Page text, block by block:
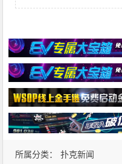
所属分类： 扑克新闻